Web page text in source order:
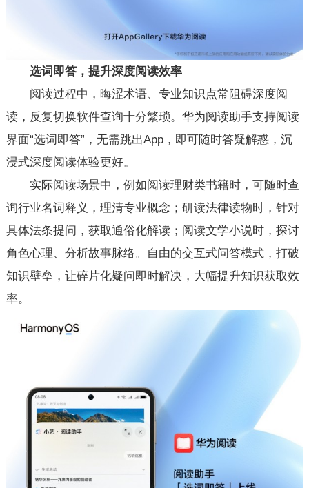
选词即答，提升深度阅读效率
阅读过程中，晦涩术语、专业知识点常阻碍深度阅
读，反复切换软件查询十分繁琐。华为阅读助手支持阅读
界面“选词即答”，无需跳出App，即可随时答疑解惑，沉
浸式深度阅读体验更好。
实际阅读场景中，例如阅读理财类书籍时，可随时查
询行业名词释义，理清专业概念；研读法律读物时，针对
具体法条提问，获取通俗化解读；阅读文学小说时，探讨
角色心理、分析故事脉络。自由的交互式问答模式，打破
知识壁垒，让碎片化疑问即时解决，大幅提升知识获取效
率。